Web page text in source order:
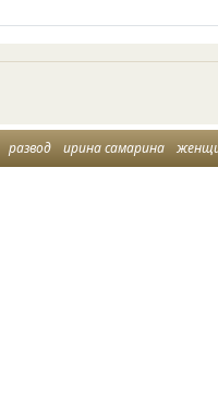
развод ирина самарина